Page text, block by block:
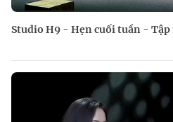
Studio H9 - Hẹn cuối tuần - Tập